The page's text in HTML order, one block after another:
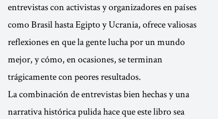
entrevistas con activistas y organizadores en países
como Brasil hasta Egipto y Ucrania, ofrece valiosas
reflexiones en que la gente lucha por un mundo
mejor, y cómo, en ocasiones, se terminan
trágicamente con peores resultados.
La combinación de entrevistas bien hechas y una
narrativa histórica pulida hace que este libro sea